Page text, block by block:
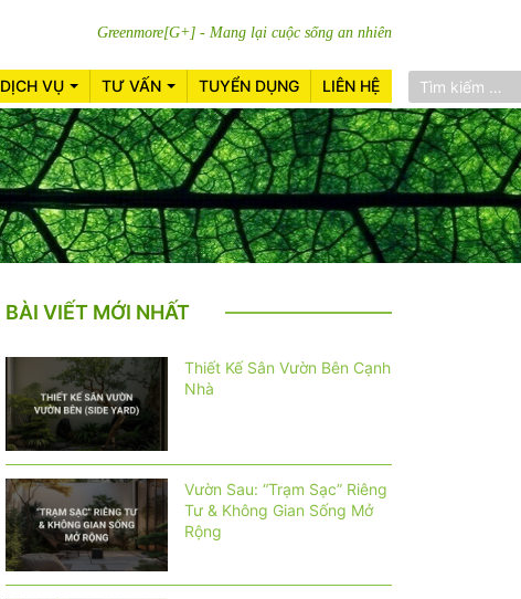
Greenmore[G+] - Mang lại cuộc sống an nhiên
DỊCH VỤ TƯ VẤN TUYỂN DỤNG LIÊN HỆ
BÀI VIẾT MỚI NHẤT
Thiết Kế Sân Vườn Bên Cạnh
Nhà
Vườn Sau: “Trạm Sạc” Riêng
Tư & Không Gian Sống Mở
Rộng